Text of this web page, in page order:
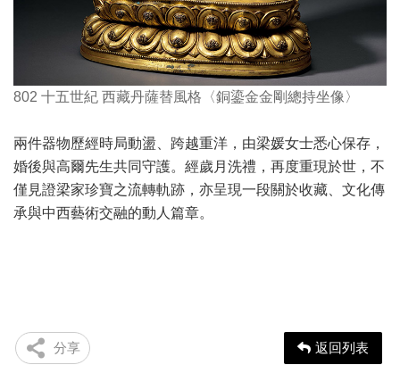
802 十五世紀 西藏丹薩替風格〈銅鎏金金剛總持坐像〉
兩件器物歷經時局動盪、跨越重洋，由梁媛女士悉心保存，
婚後與高爾先生共同守護。經歲月洗禮，再度重現於世，不
僅見證梁家珍寶之流轉軌跡，亦呈現一段關於收藏、文化傳
承與中西藝術交融的動人篇章。
分享 返回列表